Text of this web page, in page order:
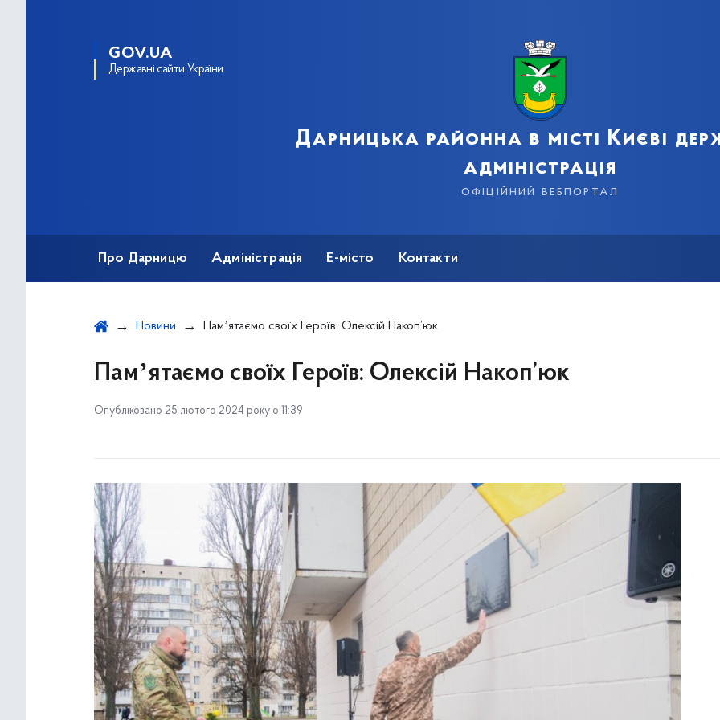
GOV.UA
Державні сайти України
Дарницька районна в місті Києві
адміністрація
офіційний вебпортал
Про Дарницю Адміністрація Е-місто Контакти
Новини Памʼятаємо своїх Героїв: Олексій Накоп’юк
Памʼятаємо своїх Героїв: Олексій Накоп’юк
Опубліковано 25 лютого 2024 року о 11:39